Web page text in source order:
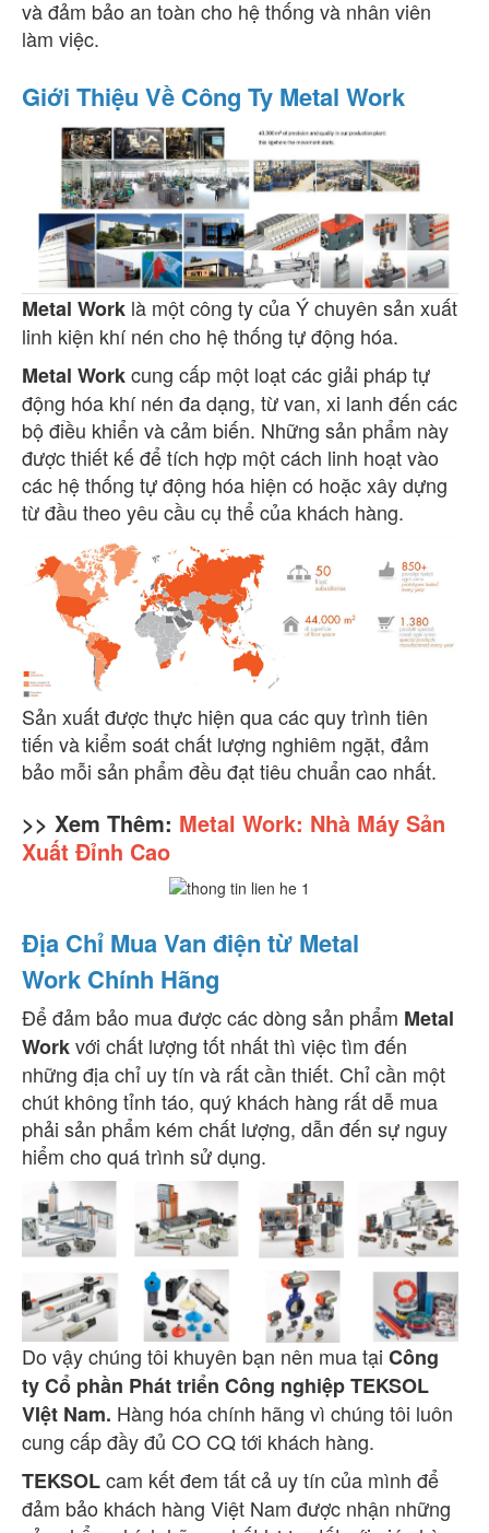
và đảm bảo an toàn cho hệ thống và nhân viên
làm việc.
Giới Thiệu Về Công Ty Metal Work
Metal Work là một công ty của Ý chuyên sản xuất
linh kiện khí nén cho hệ thống tự động hóa.
Metal Workcung cấp một loạt các giải pháp tự
động hóa khí nén đa dạng, từ van, xi lanh đến các
bộ điều khiển và cảm biến. Những sản phẩm này
được thiết kế để tích hợp một cách linh hoạt vào
các hệ thống tự động hóa hiện có hoặc xây dựng
từ đầu theo yêu cầu cụ thể của khách hàng.
Sản xuất được thực hiện qua các quy trình tiên
tiến và kiểm soát chất lượng nghiêm ngặt, đảm
bảo mỗi sản phẩm đều đạt tiêu chuẩn cao nhất.
>> Xem Thêm: Metal Work: Nhà Máy Sản
Xuất Đỉnh Cao
Địa Chỉ Mua Van điện từ Metal
Work Chính Hãng
Để đảm bảo mua được các dòng sản phẩm Metal
Workvới chất lượng tốt nhất thì việc tìm đến
những địa chỉ uy tín và rất cần thiết. Chỉ cần một
chút không tỉnh táo, quý khách hàng rất dễ mua
phải sản phẩm kém chất lượng, dẫn đến sự nguy
hiểm cho quá trình sử dụng.
Do vậy chúng tôi khuyên bạn nên mua tại Công
ty Cổ phần Phát triển Công nghiệp TEKSOL
VIệt Nam. Hàng hóa chính hãng vì chúng tôi luôn
cung cấp đầy đủ CO CQ tới khách hàng.
TEKSOLcam kết đem tất cả uy tín của mình để
đảm bảo khách hàng Việt Nam được nhận những